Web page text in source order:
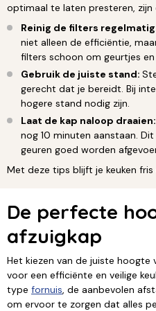
optimaal te laten presteren,
Reinig de filters
niet alleen de efficiëntie,
filters schoon om geurtjes
Gebruik de juiste stand:
gerecht dat je bereidt. Bij
hogere stand nodig zijn.
Laat de kap naloop draaien:
nog 10 minuten aanstaan.
geuren goed worden
Met deze tips blijft je keuken
De perfecte
afzuigkap
Het kiezen van de juiste hoogte
voor een efficiënte en veilige
type fornuis, de aanbevolen
om ervoor te zorgen dat alles